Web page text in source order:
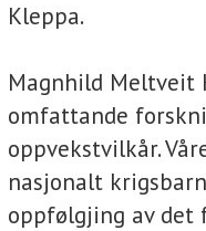
Kleppa.
Magnhild
omfattande
oppvekstvilkår.
nasjonalt
oppfølgjing av det